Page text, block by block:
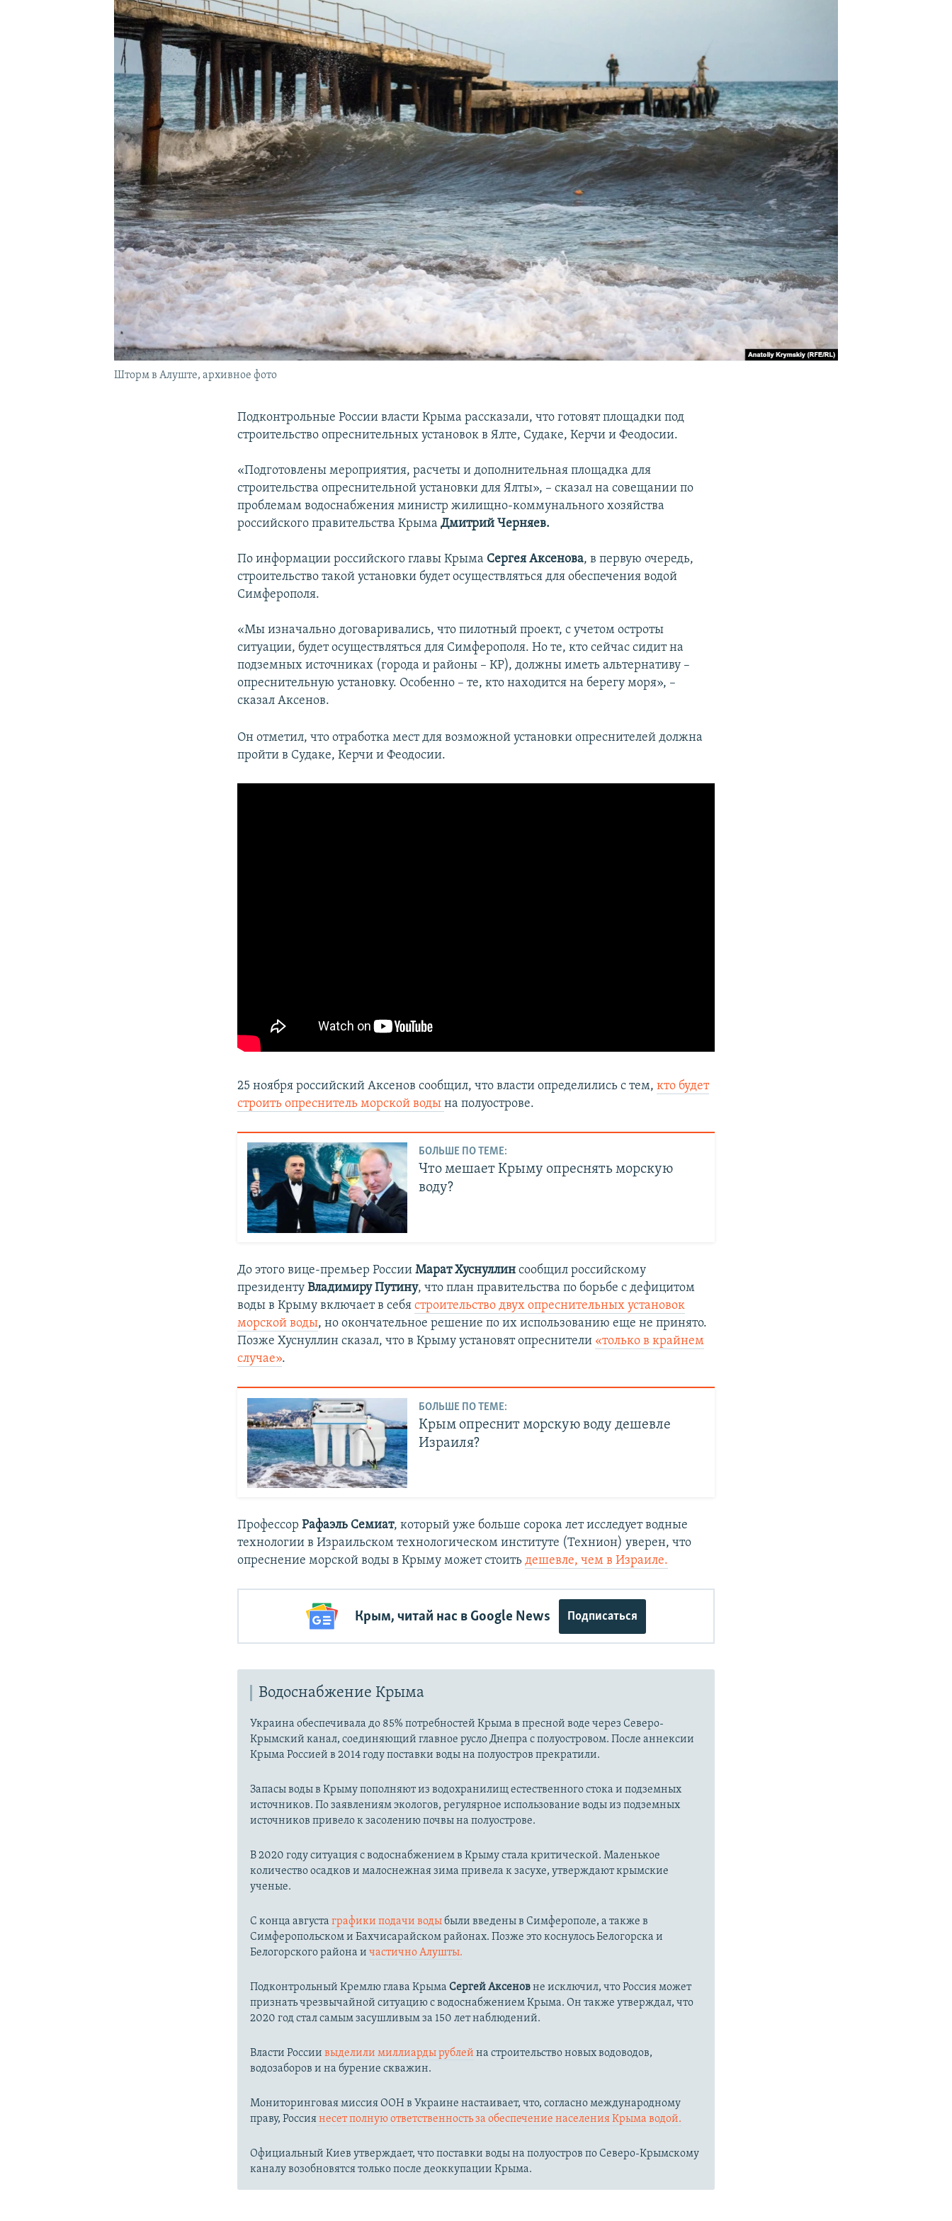
КРЫМ.НЕПОКОРЕННЫЙ
УКРАИНСКАЯ ПРОБЛЕМА КРЫМА
Шторм в Алуште, архивное фото
Подконтрольные России власти Крыма рассказали, что готовят площадки под
строительство опреснительных установок в Ялте, Судаке, Керчи и Феодосии.
«Подготовлены мероприятия, расчеты и дополнительная площадка для
строительства опреснительной установки для Ялты», – сказал на совещании по
проблемам водоснабжения министр жилищно-коммунального хозяйства
российского правительства КрымаДмитрий Черняев.
По информации российского главы Крыма Сергея Аксенова, в первую очередь,
строительство такой установки будет осуществляться для обеспечения водой
Симферополя.
«Мы изначально договаривались, что пилотный проект, с учетом остроты
ситуации, будет осуществляться для Симферополя. Но те, кто сейчас сидит на
подземных источниках (города и районы – КР), должны иметь альтернативу –
опреснительную установку. Особенно – те, кто находится на берегу моря», –
сказал Аксенов.
Он отметил, что отработка мест для возможной установки опреснителей должна
пройти в Судаке, Керчи и Феодосии.
25 ноября российский Аксенов сообщил, что власти определились с тем,кто будет
строить опреснитель морской водына полуострове.
БОЛЬШЕ ПО ТЕМЕ:
Что мешает Крыму опреснять морскую
воду?
До этого вице-премьер РоссииМарат Хуснуллин сообщил российскому
президенту Владимиру Путину, что план правительства по борьбе с дефицитом
воды в Крыму включает в себястроительство двух опреснительных установок
морской воды, но окончательное решение по их использованию еще не принято.
Позже Хуснуллин сказал, что в Крыму установят опреснители «только в крайнем
случае».
БОЛЬШЕ ПО ТЕМЕ:
Крым опреснит морскую воду дешевле
Израиля?
Профессор Рафаэль Семиат, который уже больше сорока лет исследует водные
технологии в Израильском технологическом институте (Технион) уверен, что
опреснение морской воды в Крыму может стоитьдешевле, чем в Израиле.
Крым, читай нас в Google News Подписаться
Водоснабжение Крыма
Украина обеспечивала до 85% потребностей Крыма в пресной воде через Северо-
Крымский канал, соединяющий главное русло Днепра с полуостровом. После аннексии
Крыма Россией в 2014 году поставки воды на полуостров прекратили.
Запасы воды в Крыму пополняют из водохранилищ естественного стока и подземных
источников. По заявлениям экологов, регулярное использование воды из подземных
источников привело к засолению почвы на полуострове.
В 2020 году ситуация с водоснабжением в Крыму стала критической. Маленькое
количество осадков и малоснежная зима привела к засухе, утверждают крымские
ученые.
С конца августаграфики подачи водыбыли введены в Симферополе, а также в
Симферопольском и Бахчисарайском районах. Позже это коснулось Белогорска и
Белогорского района ичастично Алушты.
Подконтрольный Кремлю глава КрымаСергей Аксеновне исключил, что Россия может
признать чрезвычайной ситуацию с водоснабжением Крыма. Он также утверждал, что
2020 год стал самым засушливым за 150 лет наблюдений.​
Власти Россиивыделили миллиарды рублей на строительство новых водоводов,
водозаборов и на бурение скважин.
Мониторинговая миссия ООН в Украине настаивает, что, согласно международному
праву, Россиянесет полную ответственность за обеспечение населения Крыма водой.
Официальный Киев утверждает, что поставки воды на полуостров по Северо-Крымскому
каналу возобновятся только после деоккупации Крыма.